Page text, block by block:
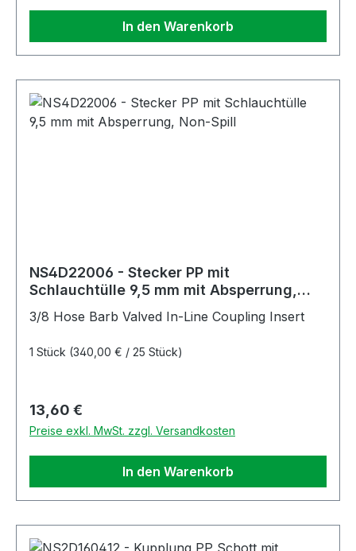
In den Warenkorb
NS4D22006 - Stecker PP mit
Schlauchtülle 9,5 mm mit Absperrung,
3/8 Hose Barb Valved In-Line Coupling Insert
1 Stück (340,00 € / 25 Stück)
Regulärer Preis:
13,60 €
Preise exkl. MwSt. zzgl. Versandkosten
In den Warenkorb